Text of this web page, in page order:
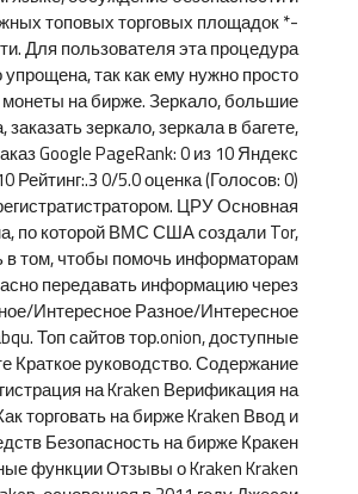
топовых торговых площадок *-
Для пользователя эта процедура
так как ему нужно просто
на бирже. Зеркало, большие
заказать зеркало, зеркала в багете,
Google PageRank: 0 из 10 Яндекс
Рейтинг:.3 0/5.0 оценка (Голосов: 0)
ЦРУ Основная
по которой ВМС США создали Tor,
том, чтобы помочь информаторам
передавать информацию через
Интересное Разное/Интересное
Топ сайтов тор.onion, доступные
Краткое руководство. Содержание
на Kraken Верификация на
торговать на бирже Kraken Ввод и
Безопасность на бирже Кракен
функции Отзывы о Kraken Kraken